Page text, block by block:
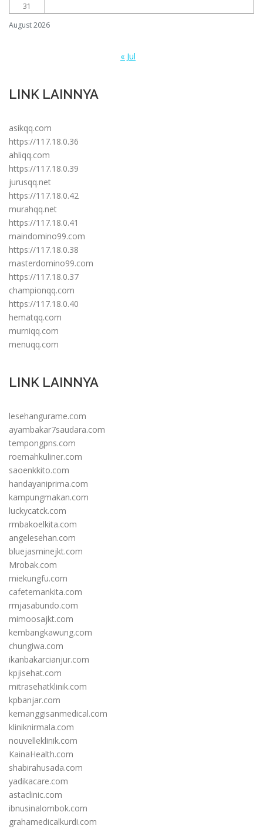
August 2026
31
« Jul
LINK LAINNYA
asikqq.com
https://117.18.0.36
ahliqq.com
https://117.18.0.39
jurusqq.net
https://117.18.0.42
murahqq.net
https://117.18.0.41
maindomino99.com
https://117.18.0.38
masterdomino99.com
https://117.18.0.37
championqq.com
https://117.18.0.40
hematqq.com
murniqq.com
menuqq.com
LINK LAINNYA
lesehangurame.com
ayambakar7saudara.com
tempongpns.com
roemahkuliner.com
saoenkkito.com
handayaniprima.com
kampungmakan.com
luckycatck.com
rmbakoelkita.com
angelesehan.com
bluejasminejkt.com
Mrobak.com
miekungfu.com
cafetemankita.com
rmjasabundo.com
mimoosajkt.com
kembangkawung.com
chungiwa.com
ikanbakarcianjur.com
kpjisehat.com
mitrasehatklinik.com
kpbanjar.com
kemanggisanmedical.com
kliniknirmala.com
nouvelleklinik.com
KainaHealth.com
shabirahusada.com
yadikacare.com
astaclinic.com
ibnusinalombok.com
grahamedicalkurdi.com